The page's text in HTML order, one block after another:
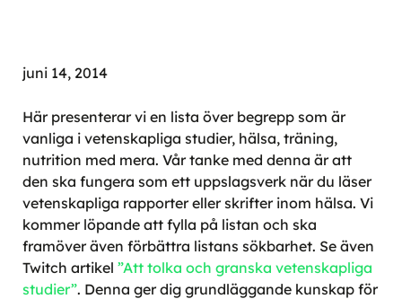
juni 14, 2014
Här presenterar vi en lista över begrepp som är
vanliga i vetenskapliga studier, hälsa, träning,
nutrition med mera. Vår tanke med denna är att
den ska fungera som ett uppslagsverk när du läser
vetenskapliga rapporter eller skrifter inom hälsa. Vi
kommer löpande att fylla på listan och ska
framöver även förbättra listans sökbarhet. Se även
Twitch artikel ”Att tolka och granska vetenskapliga
studier”. Denna ger dig grundläggande kunskap för